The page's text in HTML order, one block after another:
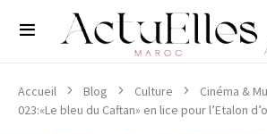
Accueil Blog Culture Cinéma &
023:«Le bleu du Caftan» en lice pour l’Etalon